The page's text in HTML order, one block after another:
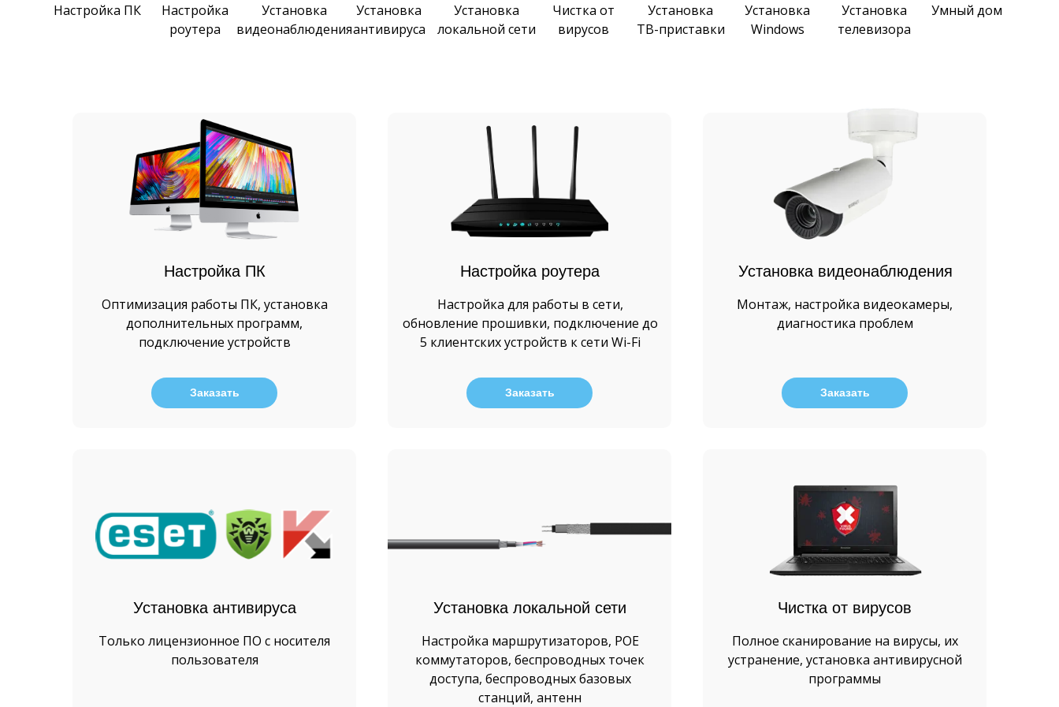
Настройка ПК
Настройка
роутера
Установка
видеонаблюдения
Установка
антивируса
Установка
локальной сети
Чистка от
вирусов
Установка
ТВ-приставки
Установка
Windows
Установка
телевизора
Умный дом
Настройка ПК
Оптимизация работы ПК, установка
дополнительных программ,
подключение устройств
Заказать
Настройка роутера
Настройка для работы в сети,
обновление прошивки, подключение до
5 клиентских устройств к сети Wi-Fi
Заказать
Установка видеонаблюдения
Монтаж, настройка видеокамеры,
диагностика проблем
Заказать
Установка локальной сети
Настройка маршрутизаторов, POE
коммутаторов, беспроводных точек
доступа, беспроводных базовых
станций, антенн
Установка антивируса
Только лицензионное ПО с носителя
пользователя
Чистка от вирусов
Полное сканирование на вирусы, их
устранение, установка антивирусной
программы